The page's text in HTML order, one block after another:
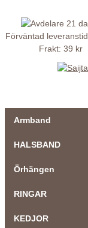
21
Förväntad
Frakt: 39 kr
Armband
HALSBAND
Örhängen
RINGAR
KEDJOR